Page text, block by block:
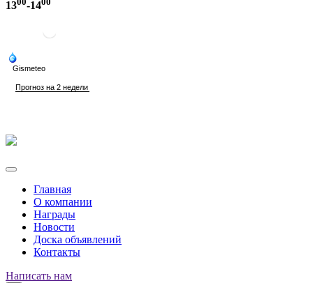
13
-14
Главная
О компании
Награды
Новости
Доска объявлений
Контакты
Написать нам